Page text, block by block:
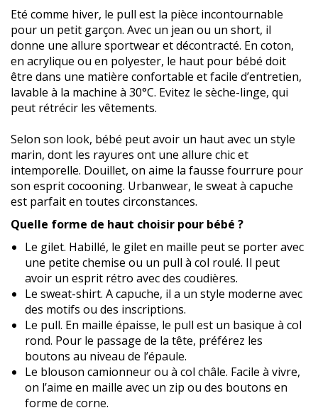
Eté comme hiver, le pull est la pièce incontournable
pour un petit garçon. Avec un jean ou un short, il
donne une allure sportwear et décontracté. En coton,
en acrylique ou en polyester, le haut pour bébé doit
être dans une matière confortable et facile d’entretien,
lavable à la machine à 30°C. Evitez le sèche-linge, qui
peut rétrécir les vêtements.
Selon son look, bébé peut avoir un haut avec un style
marin, dont les rayures ont une allure chic et
intemporelle. Douillet, on aime la fausse fourrure pour
son esprit cocooning. Urbanwear, le sweat à capuche
est parfait en toutes circonstances.
Quelle forme de haut choisir pour bébé ?
Le gilet. Habillé, le gilet en maille peut se porter avec
une petite chemise ou un pull à col roulé. Il peut
avoir un esprit rétro avec des coudières.
Le sweat-shirt. A capuche, il a un style moderne avec
des motifs ou des inscriptions.
Le pull. En maille épaisse, le pull est un basique à col
rond. Pour le passage de la tête, préférez les
boutons au niveau de l’épaule.
Le blouson camionneur ou à col châle. Facile à vivre,
on l’aime en maille avec un zip ou des boutons en
forme de corne.